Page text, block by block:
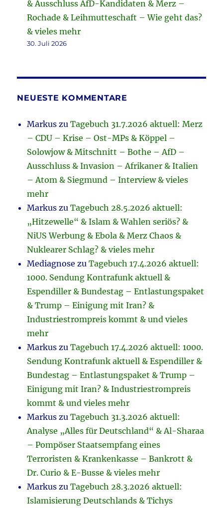
& Ausschluss AfD-Kandidaten & Merz –
Rochade & Leihmutteschaft – Wie geht das?
& vieles mehr
30. Juli 2026
NEUESTE KOMMENTARE
Markus zuTagebuch 31.7.2026 aktuell: Merz
– CDU – Krise – Ost-MPs & Köppel –
Solowjow & Mitschnitt – Bothe – AfD –
Ausschluss & Invasion – Afrikaner & Italien
– Atom & Siegmund – Interview & vieles
mehr
Markus zuTagebuch 28.5.2026 aktuell:
„Hitzewelle“ & Islam & Wahlen seriös? &
NiUS Werbung & Ebola & Merz Chaos &
Nuklearer Schlag? & vieles mehr
Mediagnose zuTagebuch 17.4.2026 aktuell:
1000. Sendung Kontrafunk aktuell &
Espendiller & Bundestag – Entlastungspaket
& Trump – Einigung mit Iran? &
Industriestrompreis kommt & und vieles
mehr
Markus zuTagebuch 17.4.2026 aktuell: 1000.
Sendung Kontrafunk aktuell & Espendiller &
Bundestag – Entlastungspaket & Trump –
Einigung mit Iran? & Industriestrompreis
kommt & und vieles mehr
Markus zuTagebuch 31.3.2026 aktuell:
Analyse „Alles für Deutschland“ & Al-Sharaa
– Pompöser Staatsempfang eines
Terroristen & Krankenkasse – Bankrott &
Dr. Curio & E-Busse & vieles mehr
Markus zuTagebuch 28.3.2026 aktuell:
Islamisierung Deutschlands & Tichys